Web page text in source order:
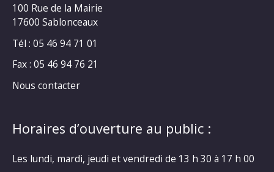
100 Rue de la Mairie
17600 Sablonceaux
Tél : 05 46 94 71 01
Fax : 05 46 94 76 21
Nous contacter
Horaires d’ouverture au public :
Les lundi, mardi, jeudi et vendredi de 13 h 30 à 17 h 00